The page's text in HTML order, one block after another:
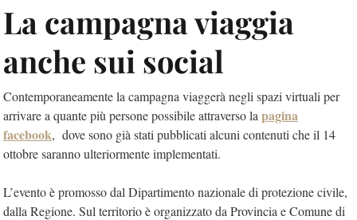
La campagna viaggia
anche sui social
Contemporaneamente la campagna viaggerà negli spazi virtuali per
arrivare a quante più persone possibile attraverso la pagina
facebook, dove sono già stati pubblicati alcuni contenuti che il 14
ottobre saranno ulteriormente implementati.
L’evento è promosso dal Dipartimento nazionale di protezione civile,
dalla Regione. Sul territorio è organizzato da Provincia e Comune di